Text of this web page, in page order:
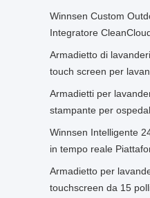
Winnsen Custom
Integratore
Armadietto di
touch screen per
Armadietti per
stampante per
Winnsen Intelligente
in tempo reale
Armadietto per
touchscreen da 15